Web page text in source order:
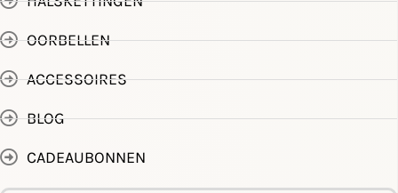
OORBELLEN
ACCESSOIRES
BLOG
CADEAUBONNEN